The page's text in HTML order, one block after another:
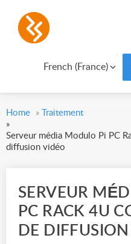
French (France)
Home »
Traitement
»
Serveur média Modulo Pi PC
diffusion vidéo
SERVEUR
PC RACK 4U
DE